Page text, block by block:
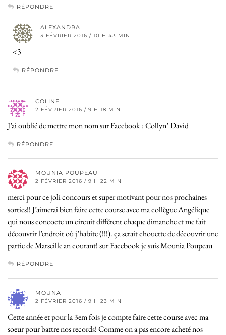
RÉPONDRE
ALEXANDRA
3 FÉVRIER 2016 / 10 H 43 MIN
<3
RÉPONDRE
COLINE
2 FÉVRIER 2016 / 9 H 18 MIN
J’ai oublié de mettre mon nom sur Facebook : Collyn’ David
RÉPONDRE
MOUNIA POUPEAU
2 FÉVRIER 2016 / 9 H 22 MIN
merci pour ce joli concours et super motivant pour nos prochaines
sorties!! J’aimerai bien faire cette course avec ma collègue Angélique
qui nous concocte un circuit différent chaque dimanche et me fait
découvrir l’endroit où j’habite (!!!). ça serait chouette de découvrir une
partie de Marseille an courant! sur Facebook je suis Mounia Poupeau
RÉPONDRE
MOUNA
2 FÉVRIER 2016 / 9 H 23 MIN
Cette année et pour la 3em fois je compte faire cette course avec ma
soeur pour battre nos records! Comme on a pas encore acheté nos